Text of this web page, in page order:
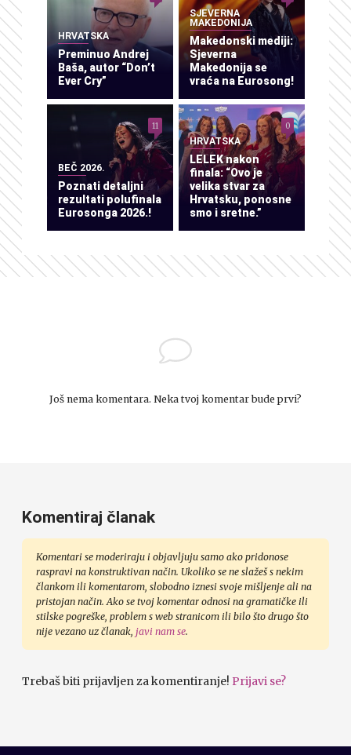
HRVATSKA
Preminuo Andrej
Baša, autor “Don’t
Ever Cry”
SJEVERNA
MAKEDONIJA
Makedonski mediji:
Sjeverna
Makedonija se
vraća na Eurosong!
BEČ 2026.
Poznati detaljni
rezultati polufinala
Eurosonga 2026.!
11
HRVATSKA
LELEK nakon
finala: “Ovo je
velika stvar za
Hrvatsku, ponosne
smo i sretne.”
0
Još nema komentara. Neka tvoj komentar bude prvi?
Komentiraj članak
Komentari se moderiraju i objavljuju samo ako pridonose
raspravi na konstruktivan način. Ukoliko se ne slažeš s nekim
člankom ili komentarom, slobodno iznesi svoje mišljenje ali na
pristojan način. Ako se tvoj komentar odnosi na gramatičke ili
stilske pogreške, problem s web stranicom ili bilo što drugo što
nije vezano uz članak, javi nam se.
Trebaš biti prijavljen za komentiranje! Prijavi se?